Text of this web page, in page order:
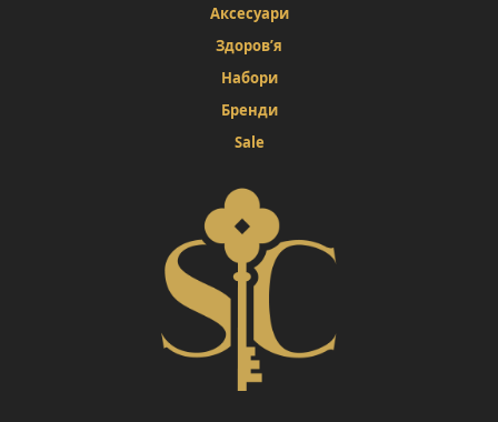
Аксесуари
Здоров’я
Набори
Бренди
Sale